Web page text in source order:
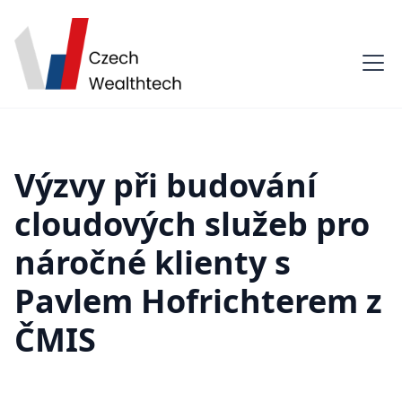
Výzvy při budování
cloudových služeb pro
náročné klienty s
Pavlem Hofrichterem z
ČMIS